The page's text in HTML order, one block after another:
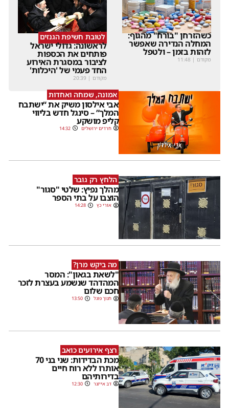
כשהזרחן "בורח" מהגוף:
המחלה הנדירה שאפשר
לזהות בזמן – ולטפל
מקודם |
11:48
לטובת חשיפת הגנזים
לראשונה: גדולי ישראל
פותחים את הכספות
לציבור במסגרת האירוע
החד פעמי של 'היכלות'
מקודם |
20:39
אמונה, שמחה ואחדות
אבי אילסון משיק את “ישתבח
המלך” – סינגל חדש בליווי
קליפ מושקע
חרדים ירושלים 14:32
הלחץ רק גובר
מהלך נפיץ: שלטי "סגור"
הוצבו על בתי הספר
אורי כץ 14:28
מה ביקש מרן?
"לשאת בגאון": המסר
המהדהד שנשמע בעצרת לזכר
חכם שלום
חנוך פוגל 13:50
רצף אירועים כואב
מכת הבדידות: שני בני 70
אותרו ללא רוח חיים
בדירותיהם
דב אייזנר 12:30